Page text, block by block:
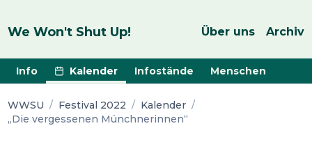
We Won't Shut Up! Über uns Archiv
Info Kalender Infostände Menschen
WWSU / Festival 2022 / Kalender /
„Die vergessenen Münchnerinnen“